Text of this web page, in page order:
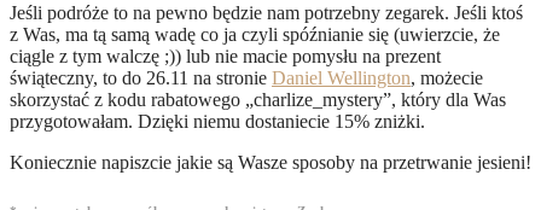
Jeśli podróże to na pewno będzie nam potrzebny zegarek. Jeśli ktoś
z Was, ma tą samą wadę co ja czyli spóźnianie się (uwierzcie, że
ciągle z tym walczę ;)) lub nie macie pomysłu na prezent
świąteczny, to do 26.11 na stronie Daniel Wellington, możecie
skorzystać z kodu rabatowego „charlize_mystery”, który dla Was
przygotowałam. Dzięki niemu dostaniecie 15% zniżki.
Koniecznie napiszcie jakie są Wasze sposoby na przetrwanie jesieni!